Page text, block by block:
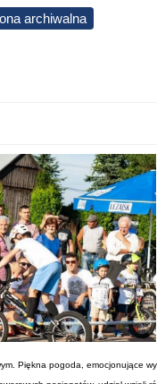
archiwalna
Piękna pogoda, emocjonujące